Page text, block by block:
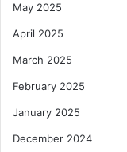
May 2025
April 2025
March 2025
February 2025
January 2025
December 2024